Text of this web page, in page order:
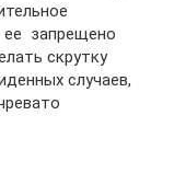
ее запрещено
скрутку
случаев,